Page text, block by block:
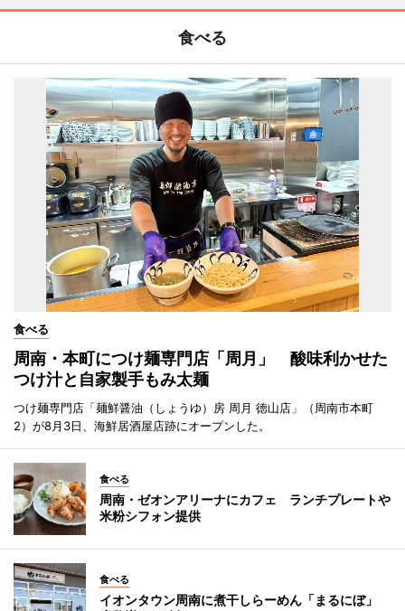
食べる
食べる
周南・本町につけ麺専門店「周月」 酸味利かせた
つけ汁と自家製手もみ太麺
つけ麺専門店「麺鮮醤油（しょうゆ）房 周月 徳山店」（周南市本町
2）が8月3日、海鮮居酒屋店跡にオープンした。
食べる
周南・ゼオンアリーナにカフェ ランチプレートや
米粉シフォン提供
食べる
イオンタウン周南に煮干しらーめん「まるにぼ」